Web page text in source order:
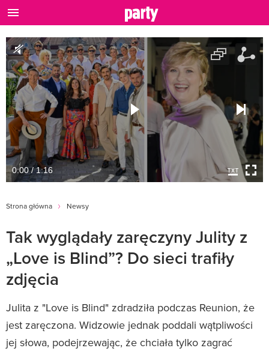
0:00 / 1:16
Strona główna Newsy
Tak wyglądały zaręczyny Julity z
„Love is Blind”? Do sieci trafiły
zdjęcia
Julita z "Love is Blind" zdradziła podczas Reunion, że
jest zaręczona. Widzowie jednak poddali wątpliwości
jej słowa, podejrzewając, że chciała tylko zagrać